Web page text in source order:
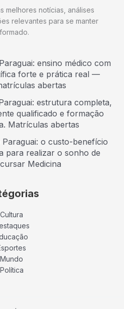
melhores notícias, análises
relevantes para se manter
ensino médico com
forte e prática real —
abertas
estrutura completa,
qualificado e formação
Matrículas abertas
Paraguai: o custo-benefício
para realizar o sonho de
cursar Medicina
Cultura
Mundo
Política